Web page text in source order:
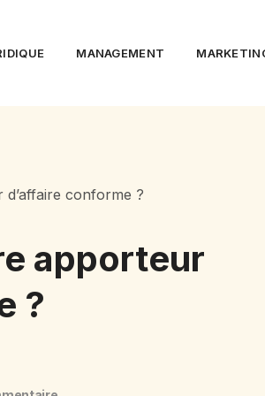
MANAGEMENT
conforme ?
apporteur
?